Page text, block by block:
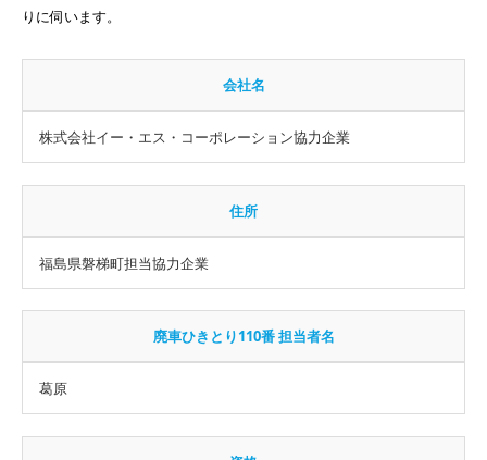
りに伺います。
会社名
株式会社イー・エス・コーポレーション協力企業
住所
福島県磐梯町担当協力企業
廃車ひきとり110番 担当者名
葛原